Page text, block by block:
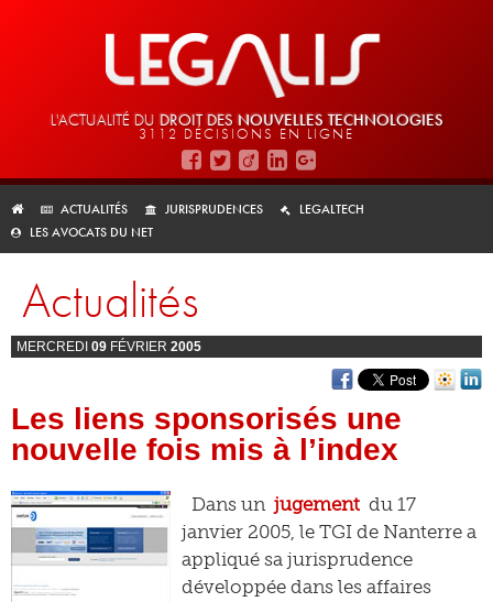
L'ACTUALITÉ DU DROIT DES NOUVELLES TECHNOLOGIES
3112 DÉCISIONS EN LIGNE
ACTUALITÉS JURISPRUDENCES
LEGALTECH
LES AVOCATS DU NET
Actualités
MERCREDI 09 FÉVRIER 2005
Les liens sponsorisés une
nouvelle fois mis à l’index
Dans un jugement du 17
janvier 2005, le TGI de Nanterre a
appliqué sa jurisprudence
développée dans les affaires